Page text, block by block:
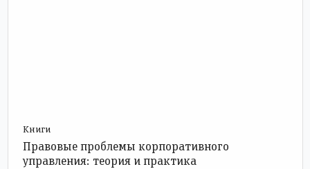
Книги
Правовые проблемы корпоративного
управления: теория и практика